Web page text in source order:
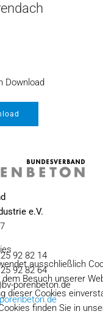
Download
e.V.
92 82 14
92 82 64
porenbeton.de
ausschließlich
Besuch unserer
dieser Cookies
finden Sie in